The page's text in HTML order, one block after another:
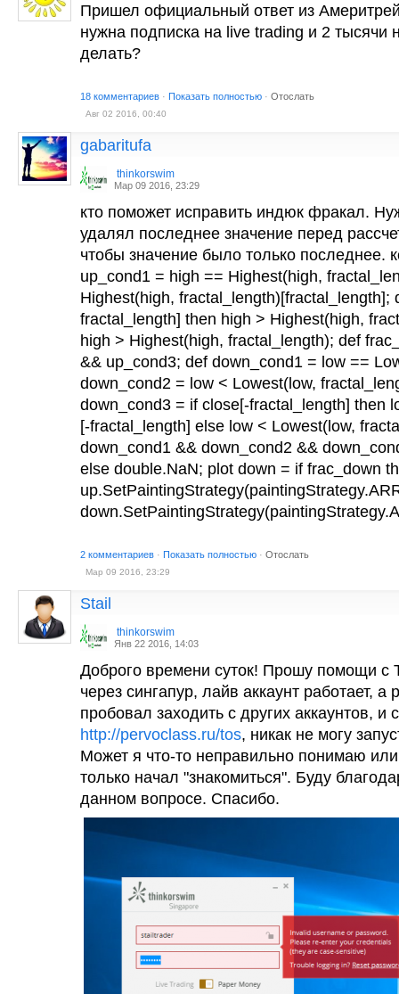
Пришел официальный ответ из
нужна подписка на live trading и 2 тысячи
делать?
18 комментариев · Показать полностью · Отослать
Авг 02 2016, 00:40
gabaritufa
thinkorswim
Мар 09 2016, 23:29
кто поможет исправить индюк фракал.
удалял последнее значение перед
чтобы значение было только последнее.
up_cond1 = high == Highest(high,
Highest(high, fractal_length)[fractal_length];
fractal_length] then high > Highest(high,
high > Highest(high, fractal_length); def
&& up_cond3; def down_cond1 = low ==
down_cond2 = low < Lowest(low,
down_cond3 = if close[-fractal_length] then
[-fractal_length] else low < Lowest(low,
down_cond1 && down_cond2 &&
else double.NaN; plot down = if frac_down
2 комментариев · Показать полностью · Отослать
Мар 09 2016, 23:29
Stail
thinkorswim
Янв 22 2016, 14:03
Доброго времени суток! Прошу помощи с
через сингапур, лайв аккаунт работает, а
пробовал заходить с других аккаунтов,
http://pervoclass.ru/tos, никак не могу
Может я что-то неправильно понимаю
только начал "знакомиться". Буду
данном вопросе. Спасибо.